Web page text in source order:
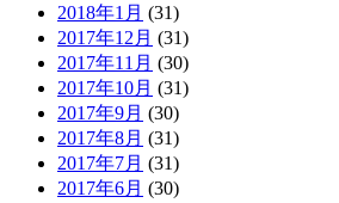
2018年1月 (31)
2017年12月 (31)
2017年11月 (30)
2017年10月 (31)
2017年9月 (30)
2017年8月 (31)
2017年7月 (31)
2017年6月 (30)